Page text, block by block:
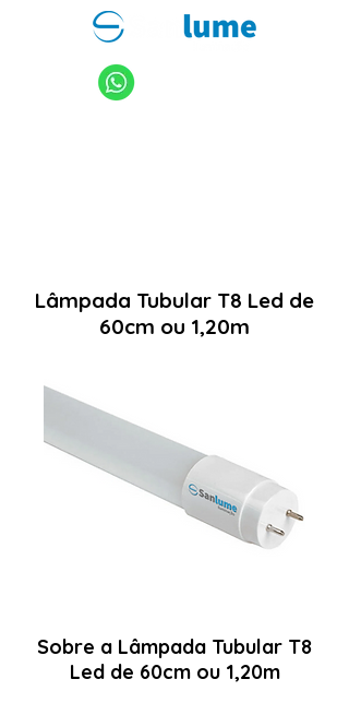
Lâmpada Tubular T8 Led de
60cm ou 1,20m
Sobre a Lâmpada Tubular T8
Led de 60cm ou 1,20m